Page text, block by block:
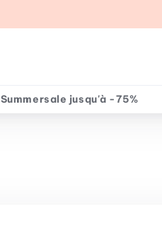
Summersale jusqu'à -75%